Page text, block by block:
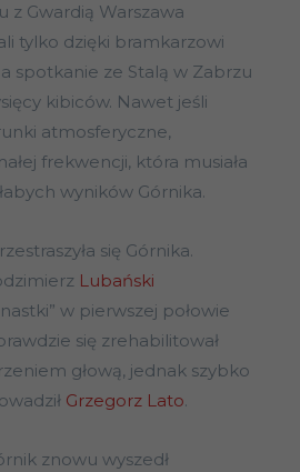
Gwardią Warszawa
tylko dzięki bramkarzowi
spotkanie ze Stalą w Zabrzu
kibiców. Nawet jeśli
atmosferyczne,
frekwencji, która musiała
wyników Górnika.
się Górnika.
Lubański
w pierwszej połowie
się zrehabilitował
głową, jednak szybko
Grzegorz Lato.
znowu wyszedł